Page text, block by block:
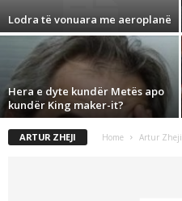
Lodra të vonuara me aeroplanë
Hera e dyte kundër Metës apo
kundër King maker-it?
ARTUR ZHEJI Home Artur Zheji